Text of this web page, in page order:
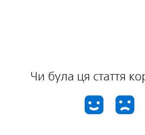
Чи була ця стаття